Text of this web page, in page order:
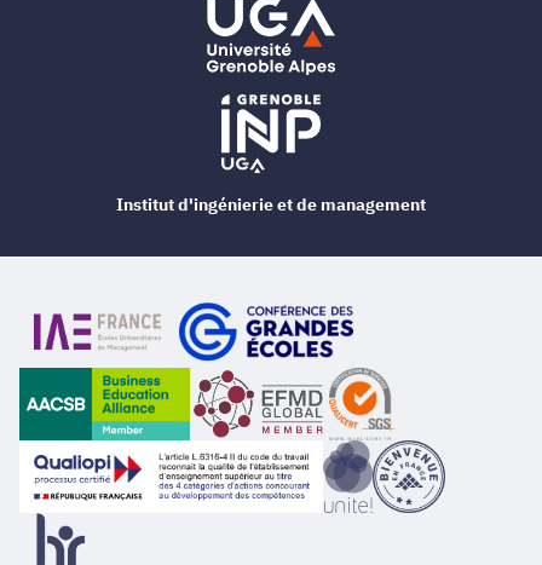
Institut d'ingénierie et de management